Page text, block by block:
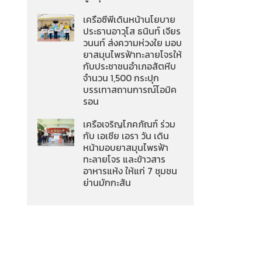
เครือซีพีเดินหน้านโยบาย
ประธานอาวุโส ธนินท์ เจียร
วนนท์ ส่งความห่วงใย มอบ
ยาสมุนไพรฟ้าทะลายโจรให้
กับประชาชนอำเภอสัตหีบ
จำนวน 1,500 กระปุก
บรรเทาสถานการณ์โอมิค
รอน
เครือเจริญโภคภัณฑ์ ร่วม
กับ เอเชีย เอรา วัน เดิน
หน้ามอบยาสมุนไพรฟ้า
ทะลายโจร และข้าวสาร
อาหารแห้ง ให้แก่ 7 ชุมชน
ย่านมักกะสัน